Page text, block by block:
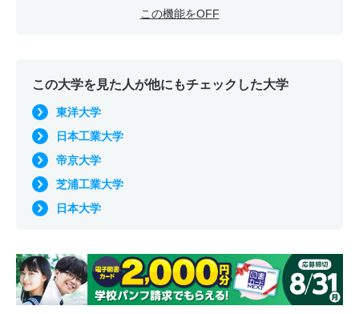
この機能をOFF
この大学を見た人が他にもチェックした大学
東洋大学
日本工業大学
帝京大学
芝浦工業大学
日本大学